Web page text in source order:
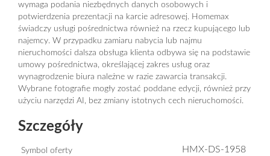
wymaga podania niezbędnych danych osobowych i
potwierdzenia prezentacji na karcie adresowej. Homemax
świadczy usługi pośrednictwa również na rzecz kupującego lub
najemcy. W przypadku zamiaru nabycia lub najmu
nieruchomości dalsza obsługa klienta odbywa się na podstawie
umowy pośrednictwa, określającej zakres usług oraz
wynagrodzenie biura należne w razie zawarcia transakcji.
Wybrane fotografie mogły zostać poddane edycji, również przy
użyciu narzędzi AI, bez zmiany istotnych cech nieruchomości.
Szczegóły
Symbol oferty HMX-DS-1958